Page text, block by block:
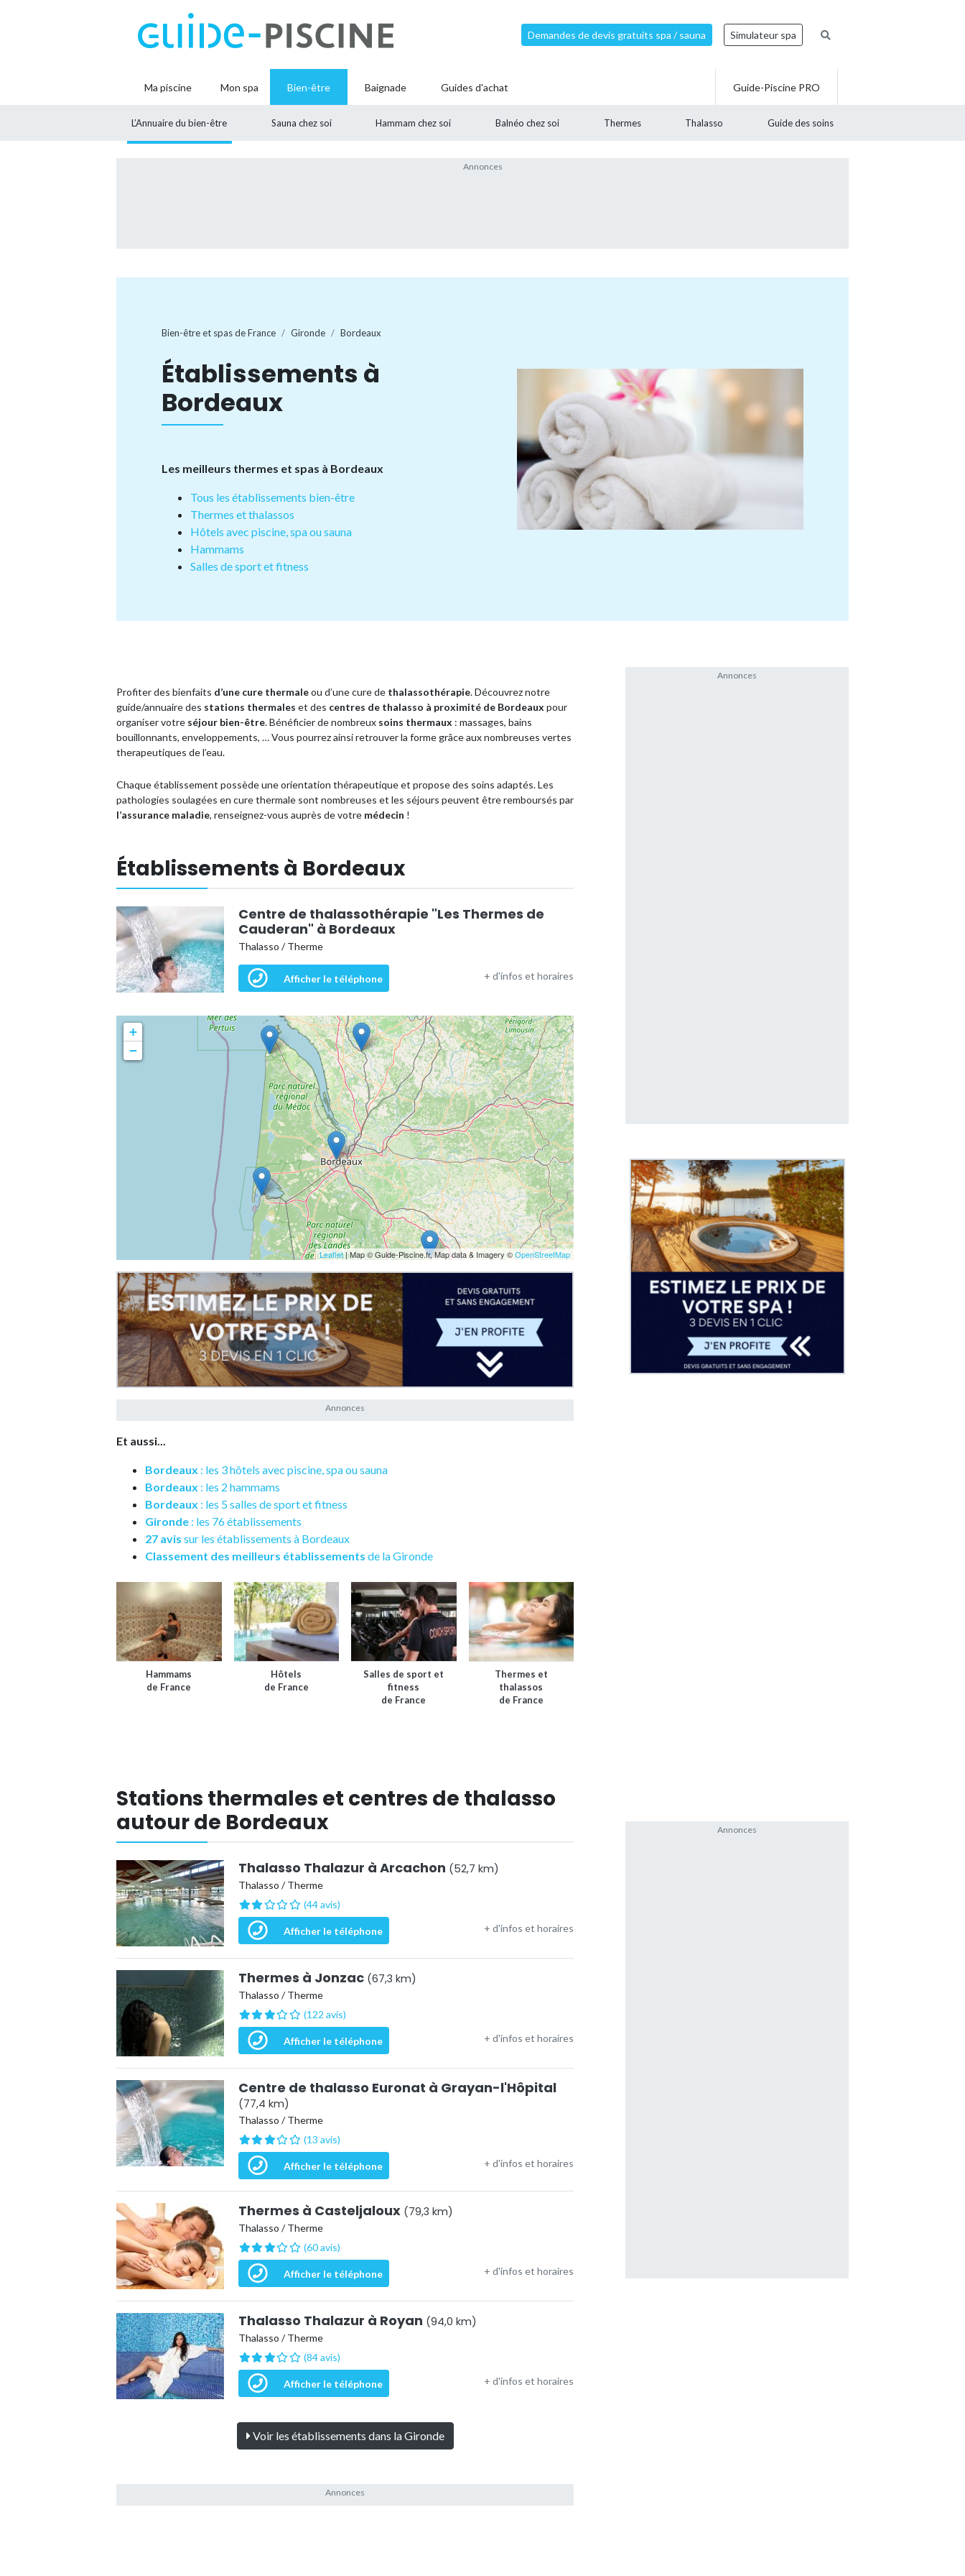
Demandes de devis gratuits spa / sauna Simulateur spa
Ma piscine Mon spa Bien-être
L’Annuaire du bien-être Sauna chez soi Hammam chez soi Balnéo chez soi Thermes Thalasso Guide des soins
Baignade Guides d'achat Guide-Piscine PRO
Bien-être et spas de France Gironde Bordeaux
Établissements à
Bordeaux
Les meilleurs thermes et spas à Bordeaux
Tous les établissements bien-être
Thermes et thalassos
Hôtels avec piscine, spa ou sauna
Hammams
Salles de sport et fitness
Profiter des bienfaits d’une cure thermaleou d’une cure de thalassothérapie. Découvrez notre
guide/annuaire des stations thermales et des centres de thalasso à proximité de Bordeaux pour
organiser votre séjour bien-être. Bénéficier de nombreux soins thermaux : massages, bains
bouillonnants, enveloppements, … Vous pourrez ainsi retrouver la forme grâce aux nombreuses vertes
therapeutiques de l’eau.
Chaque établissement possède une orientation thérapeutique et propose des soins adaptés. Les
pathologies soulagées en cure thermale sont nombreuses et les séjours peuvent être remboursés par
l’assurance maladie, renseignez-vous auprès de votre médecin !
Établissements à Bordeaux
Centre de thalassothérapie "Les Thermes de
Cauderan" à Bordeaux
Thalasso / Therme
Afficher le téléphone + d'infos et horaires
+
−
Leaflet| Map © Guide-Piscine.fr, Map data & Imagery ©OpenStreetMap
Et aussi...
Bordeaux : les 3 hôtels avec piscine, spa ou sauna
Bordeaux : les 2 hammams
Bordeaux : les 5 salles de sport et fitness
Gironde : les 76 établissements
27 avis sur les établissements à Bordeaux
Classement des meilleurs établissements de la Gironde
Hammams
de France
Hôtels
de France
Salles de sport et
fitness
de France
Thermes et
thalassos
de France
Stations thermales et centres de thalasso
autour de Bordeaux
Thalasso Thalazur à Arcachon (52,7 km)
Thalasso / Therme
(44 avis)
Afficher le téléphone + d'infos et horaires
Thermes à Jonzac (67,3 km)
Thalasso / Therme
(122 avis)
Afficher le téléphone + d'infos et horaires
Centre de thalasso Euronat à Grayan-l'Hôpital
(77,4 km)
Thalasso / Therme
(13 avis)
Afficher le téléphone + d'infos et horaires
Thermes à Casteljaloux (79,3 km)
Thalasso / Therme
(60 avis)
Afficher le téléphone + d'infos et horaires
Thalasso Thalazur à Royan (94,0 km)
Thalasso / Therme
(84 avis)
Afficher le téléphone + d'infos et horaires
Voir les établissements dans la Gironde